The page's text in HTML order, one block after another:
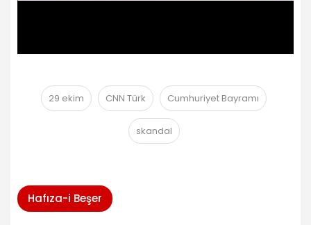
29 ekim CNN Türk Cumhuriyet Bayramı
skandal
Hafıza-i Beşer